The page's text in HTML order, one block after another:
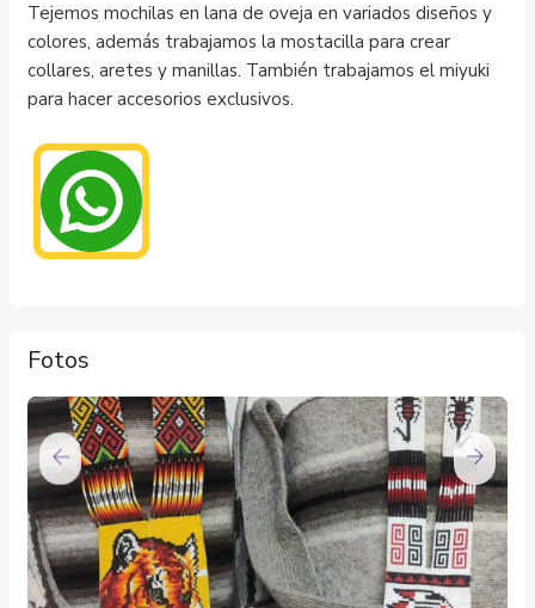
Tejemos mochilas en lana de oveja en variados diseños y
colores, además trabajamos la mostacilla para crear
collares, aretes y manillas. También trabajamos el miyuki
para hacer accesorios exclusivos.
Fotos